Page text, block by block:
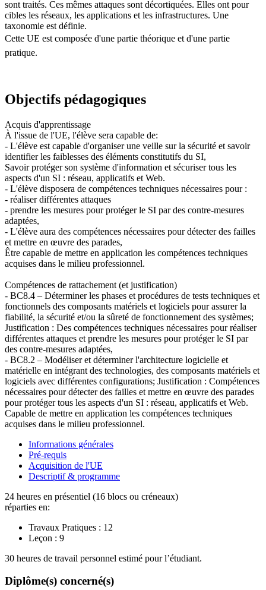
sont traités. Ces mêmes attaques sont décortiquées. Elles ont pour
cibles les réseaux, les applications et les infrastructures. Une
taxonomie est définie.
Cette UE est composée d'une partie théorique et d'une partie
pratique.
Objectifs pédagogiques
Acquis d'apprentissage
À l'issue de l'UE, l'élève sera capable de:
- L'élève est capable d'organiser une veille sur la sécurité et savoir
identifier les faiblesses des éléments constitutifs du SI,
Savoir protéger son système d'information et sécuriser tous les
aspects d'un SI : réseau, applicatifs et Web.
- L'élève disposera de compétences techniques nécessaires pour :
- réaliser différentes attaques
- prendre les mesures pour protéger le SI par des contre-mesures
adaptées,
- L'élève aura des compétences nécessaires pour détecter des failles
et mettre en œuvre des parades,
Être capable de mettre en application les compétences techniques
acquises dans le milieu professionnel.
Compétences de rattachement (et justification)
- BC8.4 – Déterminer les phases et procédures de tests techniques et
fonctionnels des composants matériels et logiciels pour assurer la
fiabilité, la sécurité et/ou la sûreté de fonctionnement des systèmes;
Justification : Des compétences techniques nécessaires pour réaliser
différentes attaques et prendre les mesures pour protéger le SI par
des contre-mesures adaptées,
- BC8.2 – Modéliser et déterminer l'architecture logicielle et
matérielle en intégrant des technologies, des composants matériels et
logiciels avec différentes configurations; Justification : Compétences
nécessaires pour détecter des failles et mettre en œuvre des parades
pour protéger tous les aspects d'un SI : réseau, applicatifs et Web.
Capable de mettre en application les compétences techniques
acquises dans le milieu professionnel.
Informations générales
Pré-requis
Acquisition de l'UE
Descriptif & programme
24 heures en présentiel (16 blocs ou créneaux)
réparties en:
Travaux Pratiques : 12
Leçon : 9
30 heures de travail personnel estimé pour l’étudiant.
Diplôme(s) concerné(s)